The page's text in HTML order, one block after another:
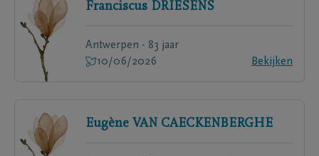
Franciscus DRIESENS
Antwerpen - 83 jaar
10/06/2026
Bekijken
Eugène VAN CAECKENBERGHE